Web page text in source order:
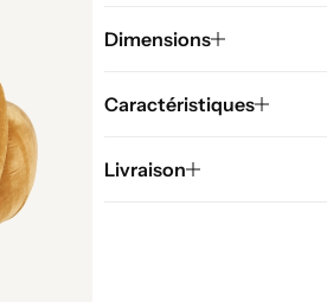
Dimensions
Caractéristiques
Livraison